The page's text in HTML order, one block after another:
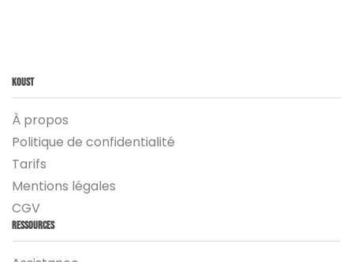
Koust
À propos
Politique de confidentialité
Tarifs
Mentions légales
CGV
Ressources